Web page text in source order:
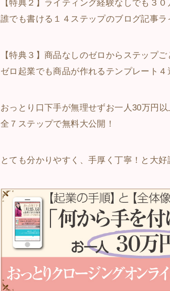
【特典２】ライティング経験なしでも３
誰でも書ける１４ステップのブログ記事
【特典３】商品なしのゼロからステップ
ゼロ起業でも商品が作れるテンプレート４
おっとり口下手が無理せずお一人30万円
全７ステップで無料大公開！
とても分かりやすく、手厚く丁寧！と大